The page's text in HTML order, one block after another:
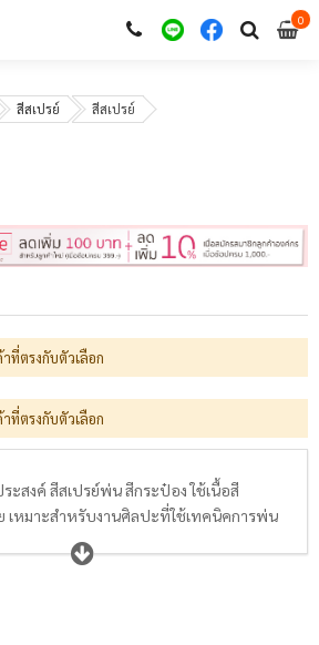
00
สีสเปรย์ สีสเปรย์
ที่ตรงกับตัวเลือก
ที่ตรงกับตัวเลือก
ะสงค์ สีสเปรย์พ่น สีกระป๋อง ใช้เนื้อสี
หมาะสำหรับงานศิลปะที่ใช้เทคนิคการพ่น
นเหล็ก พ่นพลาสติก พ่นไม้ พ่นกระดาษ หรือ
ซึ่งมีการใช้งานที่สะดวก ศิลปินหรือผู้ใช้งาน